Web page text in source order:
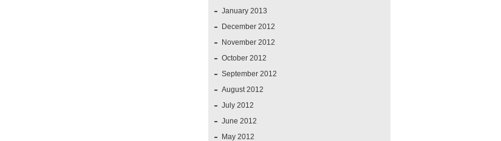
January 2013
December 2012
November 2012
October 2012
September 2012
August 2012
July 2012
June 2012
May 2012